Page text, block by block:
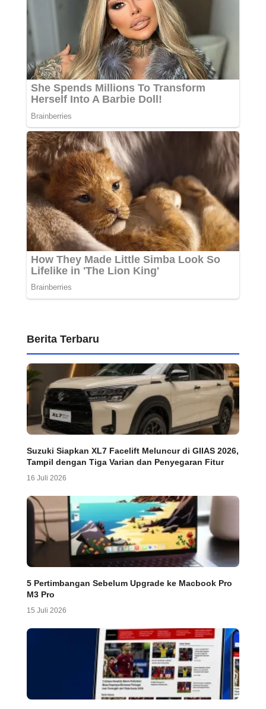
Berita Terbaru
Suzuki Siapkan XL7 Facelift Meluncur di GIIAS 2026,
Tampil dengan Tiga Varian dan Penyegaran Fitur
16 Juli 2026
5 Pertimbangan Sebelum Upgrade ke Macbook Pro
M3 Pro
15 Juli 2026